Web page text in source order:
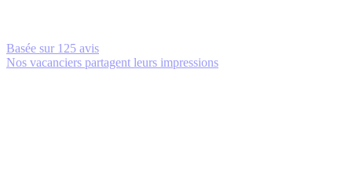
Basée sur 125 avis
Nos vacanciers partagent leurs impressions